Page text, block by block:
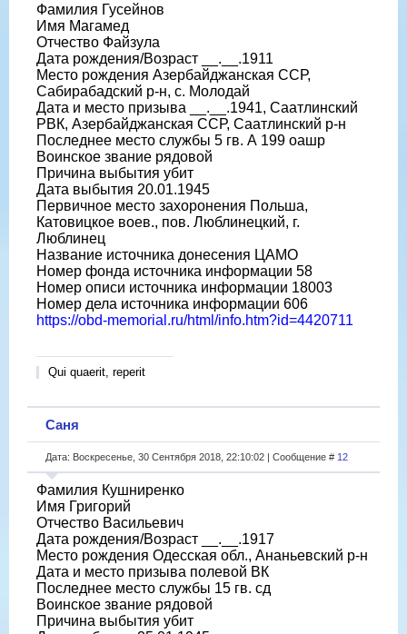
Фамилия Гусейнов
Имя Магамед
Отчество Файзула
Дата рождения/Возраст __.__.1911
Место рождения Азербайджанская ССР,
Сабирабадский р-н, с. Молодай
Дата и место призыва __.__.1941, Саатлинский
РВК, Азербайджанская ССР, Саатлинский р-н
Последнее место службы 5 гв. А 199 оашр
Воинское звание рядовой
Причина выбытия убит
Дата выбытия 20.01.1945
Первичное место захоронения Польша,
Катовицкое воев., пов. Люблинецкий, г.
Люблинец
Название источника донесения ЦАМО
Номер фонда источника информации 58
Номер описи источника информации 18003
Номер дела источника информации 606
https://obd-memorial.ru/html/info.htm?id=4420711
Qui quaerit, reperit
Саня
Дата: Воскресенье, 30 Сентября 2018, 22:10:02 | Сообщение # 12
Фамилия Кушниренко
Имя Григорий
Отчество Васильевич
Дата рождения/Возраст __.__.1917
Место рождения Одесская обл., Ананьевский р-н
Дата и место призыва полевой ВК
Последнее место службы 15 гв. сд
Воинское звание рядовой
Причина выбытия убит